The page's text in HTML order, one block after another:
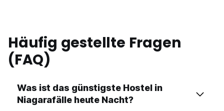
Häufig gestellte Fragen
(FAQ)
Was ist das günstigste Hostel in
Niagarafälle heute Nacht?